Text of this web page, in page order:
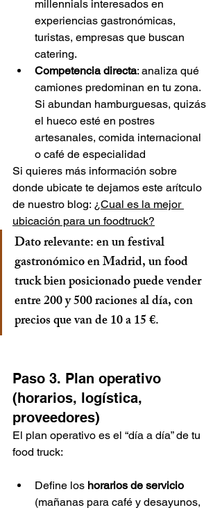
millennials interesados en
experiencias gastronómicas,
turistas, empresas que buscan
catering.
Competencia directa: analiza qué
camiones predominan en tu zona.
Si abundan hamburguesas, quizás
el hueco esté en postres
artesanales, comida internacional
o café de especialidad
Si quieres más información sobre
donde ubicate te dejamos este arítculo
de nuestro blog: ¿Cual es la mejor
ubicación para un foodtruck?
Dato relevante: en un festival
gastronómico en Madrid, un food
truck bien posicionado puede vender
entre 200 y 500 raciones al día, con
precios que van de 10 a 15 €.
Paso 3. Plan operativo
(horarios, logística,
proveedores)
El plan operativo es el “día a día” de tu
food truck:
Define los horarios de servicio
(mañanas para café y desayunos,